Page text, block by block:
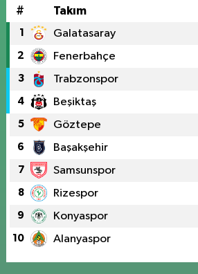
# Takım
1 Galatasaray
2 Fenerbahçe
3 Trabzonspor
4 Beşiktaş
5 Göztepe
6 Başakşehir
7 Samsunspor
8 Rizespor
9 Konyaspor
10 Alanyaspor